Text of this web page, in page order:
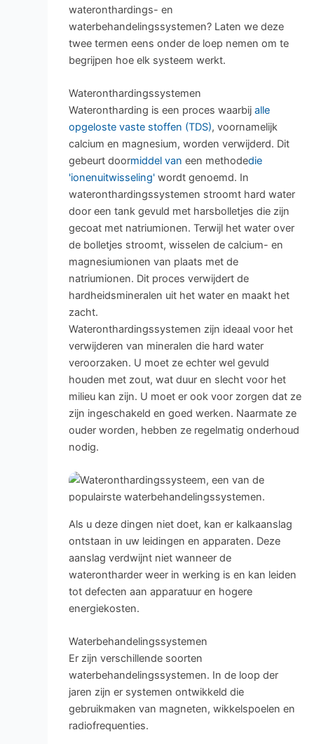
wateronthardings- en
waterbehandelingssystemen? Laten we deze
twee termen eens onder de loep nemen om te
begrijpen hoe elk systeem werkt.
Wateronthardingssystemen
Waterontharding is een proces waarbij alle
opgeloste vaste stoffen (TDS), voornamelijk
calcium en magnesium, worden verwijderd. Dit
gebeurt doormiddel van een methodedie
'ionenuitwisseling'wordt genoemd. In
wateronthardingssystemen stroomt hard water
door een tank gevuld met harsbolletjes die zijn
gecoat met natriumionen. Terwijl het water over
de bolletjes stroomt, wisselen de calcium- en
magnesiumionen van plaats met de
natriumionen. Dit proces verwijdert de
hardheidsmineralen uit het water en maakt het
zacht.
Wateronthardingssystemen zijn ideaal voor het
verwijderen van mineralen die hard water
veroorzaken. U moet ze echter wel gevuld
houden met zout, wat duur en slecht voor het
milieu kan zijn. U moet er ook voor zorgen dat ze
zijn ingeschakeld en goed werken. Naarmate ze
ouder worden, hebben ze regelmatig onderhoud
nodig.
Als u deze dingen niet doet, kan er kalkaanslag
ontstaan in uw leidingen en apparaten. Deze
aanslag verdwijnt niet wanneer de
waterontharder weer in werking is en kan leiden
tot defecten aan apparatuur en hogere
energiekosten.
Waterbehandelingssystemen
Er zijn verschillende soorten
waterbehandelingssystemen. In de loop der
jaren zijn er systemen ontwikkeld die
gebruikmaken van magneten, wikkelspoelen en
radiofrequenties.